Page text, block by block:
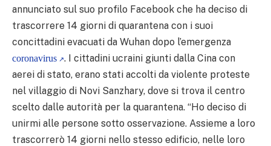
annunciato sul suo profilo Facebook che ha deciso di
trascorrere 14 giorni di quarantena con i suoi
concittadini evacuati da Wuhan dopo l’emergenza
coronavirus
. I cittadini ucraini giunti dalla Cina con
aerei di stato, erano stati accolti da violente proteste
nel villaggio di Novi Sanzhary, dove si trova il centro
scelto dalle autorità per la quarantena. “Ho deciso di
unirmi alle persone sotto osservazione. Assieme a loro
trascorrerò 14 giorni nello stesso edificio, nelle loro